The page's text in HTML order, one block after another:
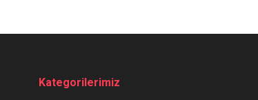
Kategorilerimiz